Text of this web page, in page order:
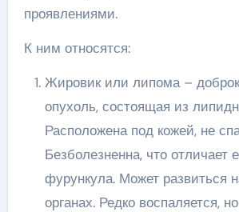
проявлениями.
К ним относятся:
Жировик или липома –
опухоль, состоящая из
Расположена под кожей, не
Безболезненна, что отличает
фурункула. Может развиться
органах. Редко воспаляется,